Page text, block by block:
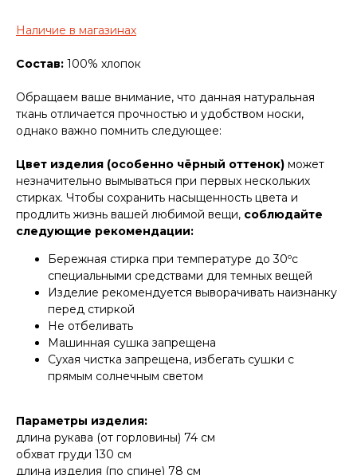
Наличие в магазинах
Состав: 100% хлопок
Обращаем ваше внимание, что данная натуральная
ткань отличается прочностью и удобством носки,
однако важно помнить следующее:
Цвет изделия (особенно чёрный оттенок) может
незначительно вымываться при первых нескольких
стирках. Чтобы сохранить насыщенность цвета и
продлить жизнь вашей любимой вещи, соблюдайте
следующие рекомендации:
Бережная стирка при температуре до 30ºс
специальными средствами для темных вещей
Изделие рекомендуется выворачивать наизнанку
перед стиркой
Не отбеливать
Машинная сушка запрещена
Сухая чистка запрещена, избегать сушки с
прямым солнечным светом
Параметры изделия:
длина рукава (от горловины) 74 см
обхват груди 130 см
длина изделия (по спине) 78 см